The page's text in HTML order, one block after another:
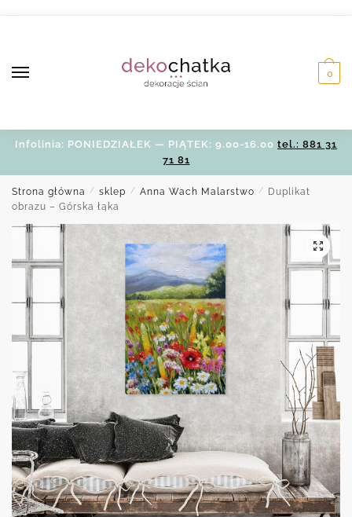
0
Infolinia: PONIEDZIAŁEK — PIĄTEK: 9.00-16.00 tel.: 881 31
71 81
Strona główna / sklep / Anna Wach Malarstwo /
Duplikat
obrazu – Górska łąka